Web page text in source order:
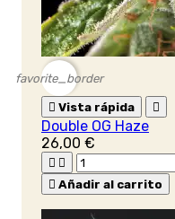
favorite_border
 Vista rápida 
Double OG Haze
26,00 €
 
 Añadir al carrito